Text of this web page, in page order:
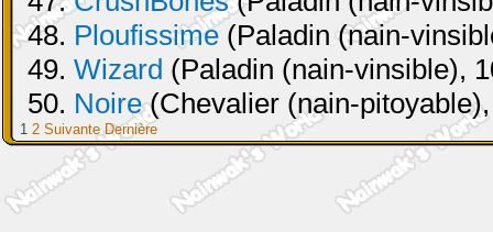
48. Ploufissime (Paladin (nain-
49. Wizard (Paladin (nain-vinsible),
50. Noire(Chevalier (nain-
1 2 Suivante Dernière